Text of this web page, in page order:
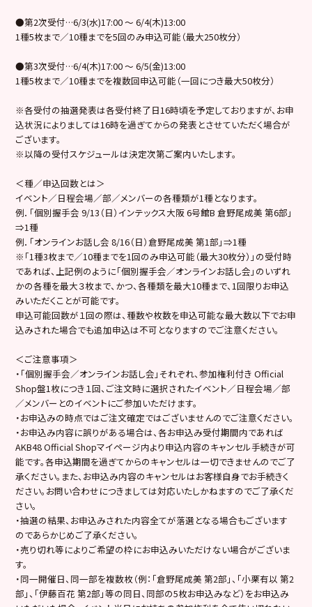
●第2次受付…6/3(水)17:00 ～ 6/4(木)13:00
1種5枚まで／10種までを5回のみ申込可能（最大250枚分）
●第3次受付…6/4(木)17:00 ～ 6/5(金)13:00
1種5枚まで／10種までを複数回申込可能（一回につき最大50枚分）
※各受付の抽選発表は各受付終了日16時頃を予定しておりますが、お申
込状況によりましては16時を過ぎてからの発表とさせていただく場合が
ございます。
※以降の受付スケジュールは決定次第ご案内いたします。
＜種／申込回数とは＞
イベント／日程会場／部／メンバーの各種類が1種となります。
例．「個別握手会 9/13（日）インテックス大阪 6号館B 倉野尾成美 第6部」
⇒1種
例．「オンラインお話し会 8/16（日）倉野尾成美 第1部」⇒1種
※「1種3枚まで／10種までを1回のみ申込可能（最大30枚分）」の受付時
であれば、上記例のように「個別握手会／オンラインお話し会」のいずれ
かの各種を最大３枚まで、かつ、各種類を最大10種まで、1回限りお申込
みいただくことが可能です。
申込可能回数が１回の際は、種数や枚数を申込可能な最大数以下でお申
込みされた場合でも追加申込は不可となりますのでご注意ください。
＜ご注意事項＞
・「個別握手会／オンラインお話し会」それぞれ、参加権利付き Official
Shop盤1枚につき１回、ご注文時に選択されたイベント／日程会場／部
／メンバーとのイベントにご参加いただけます。
・お申込みの時点ではご注文確定ではございませんのでご注意ください。
・お申込み内容に誤りがある場合は、各お申込み受付期間内であれば
AKB48 Official Shopマイページ内より申込内容のキャンセル手続きが可
能です。各申込期間を過ぎてからのキャンセルは一切できませんのでご了
承ください。また、お申込み内容のキャンセルはお客様自身でお手続きく
ださい。お問い合わせにつきましては対応いたしかねますのでご了承くだ
さい。
・抽選の結果、お申込みされた内容全てが落選となる場合もございます
のであらかじめご了承ください。
・売り切れ等によりご希望の枠にお申込みいただけない場合がございま
す。
・同一開催日、同一部を複数枚（例：「倉野尾成美 第2部」、「小栗有以 第2
部」、「伊藤百花 第2部」等の同日、同部の5枚お申込みなど）をお申込み